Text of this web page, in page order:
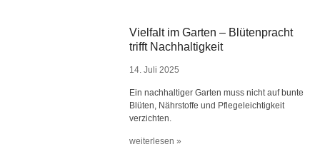
Vielfalt im Garten – Blütenpracht
trifft Nachhaltigkeit
14. Juli 2025
Ein nachhaltiger Garten muss nicht auf bunte
Blüten, Nährstoffe und Pflegeleichtigkeit
verzichten.
weiterlesen »